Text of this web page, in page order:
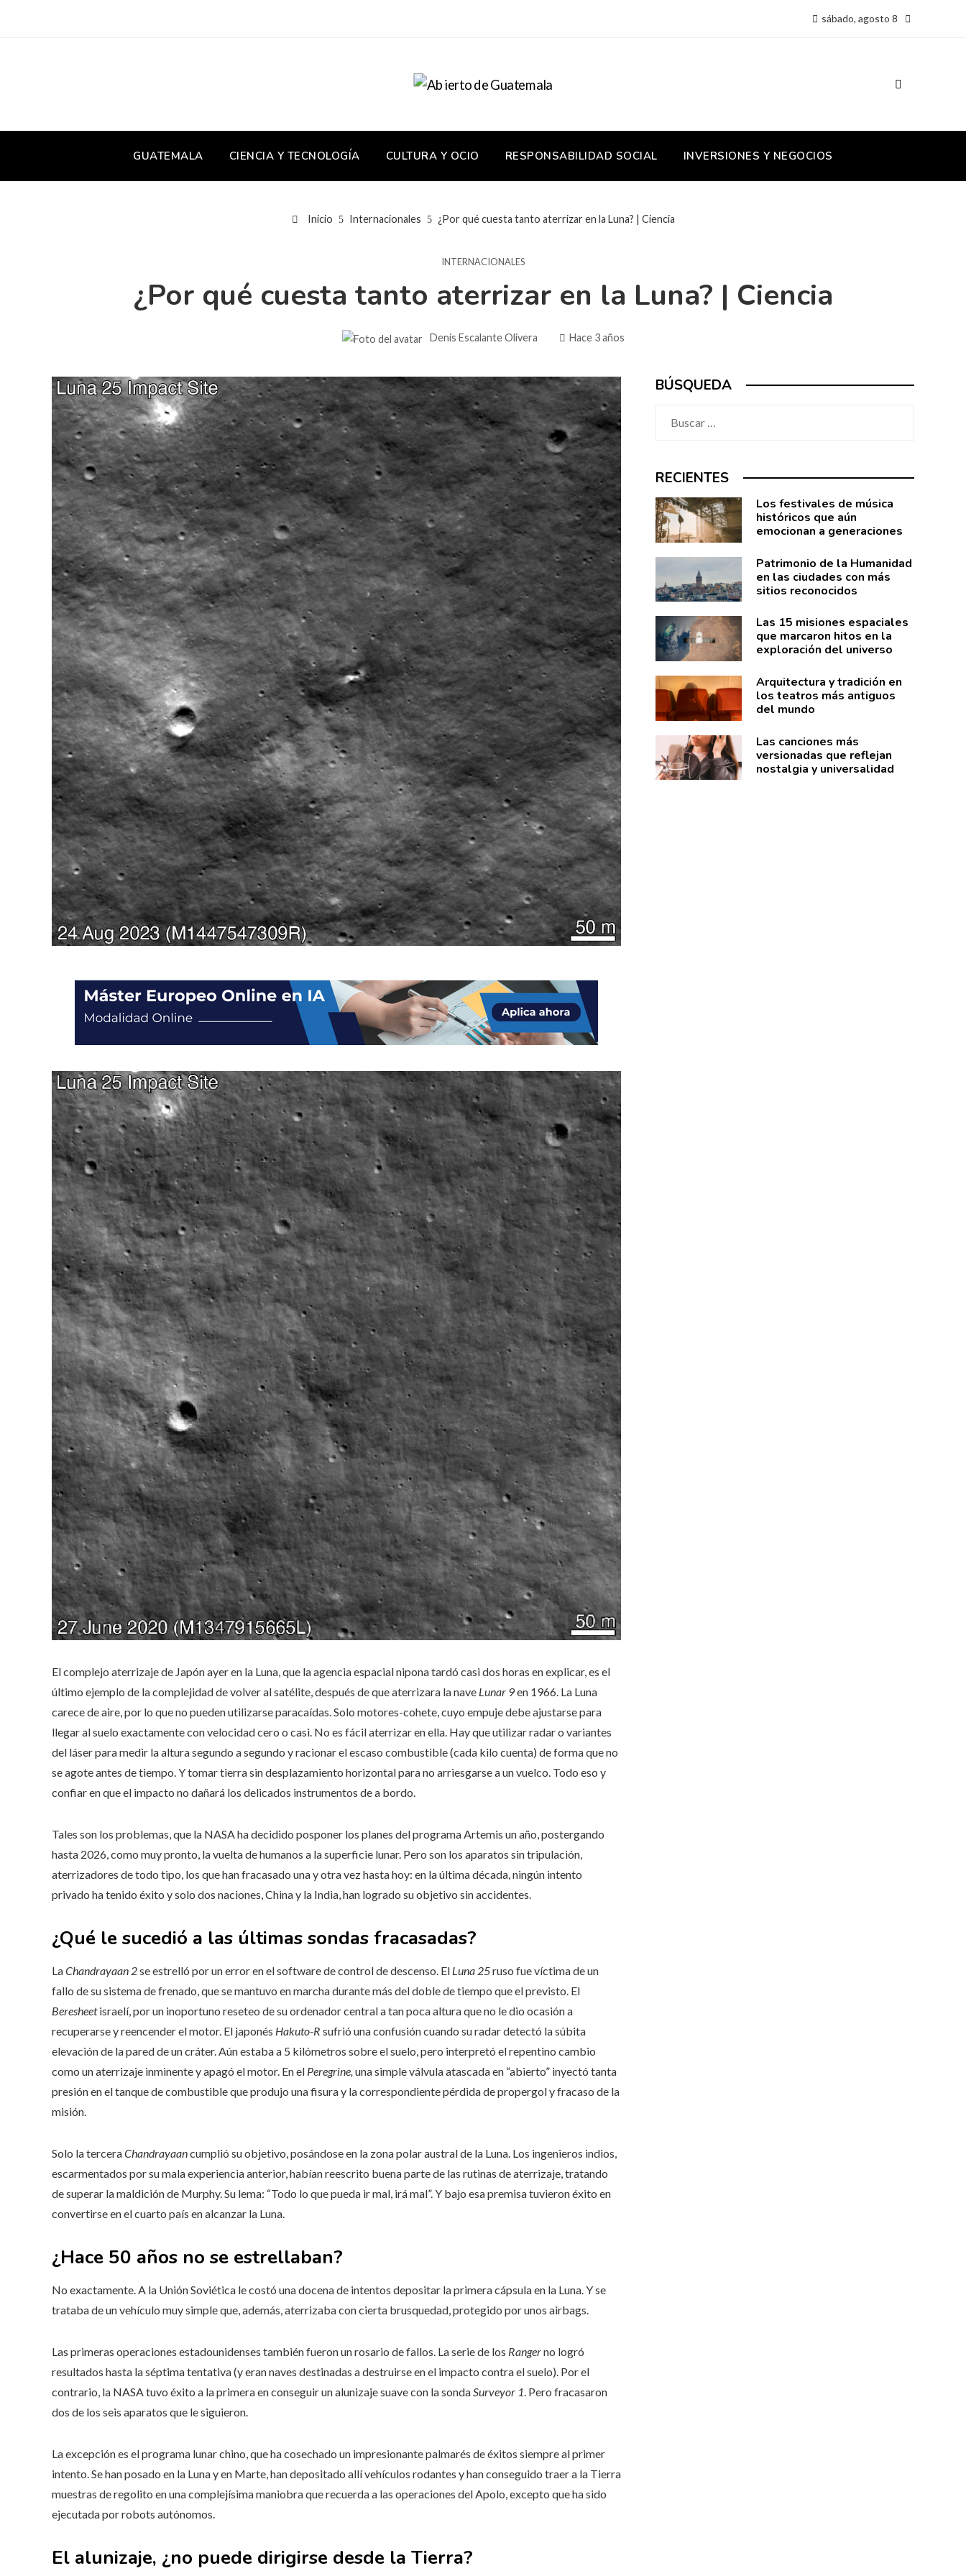
sábado, agosto 8
GUATEMALA CIENCIA Y TECNOLOGÍA CULTURA Y OCIO RESPONSABILIDAD SOCIAL INVERSIONES Y NEGOCIOS
Inicio Internacionales ¿Por qué cuesta tanto aterrizar en la Luna? | Ciencia
INTERNACIONALES
¿Por qué cuesta tanto aterrizar en la Luna? | Ciencia
Denis Escalante Olivera Hace 3 años
El complejo aterrizaje de Japón ayer en la Luna, que la agencia espacial nipona tardó casi dos horas en explicar, es el
último ejemplo de la complejidad de volver al satélite, después de que aterrizara la nave Lunar 9en 1966. La Luna
carece de aire, por lo que no pueden utilizarse paracaídas. Solo motores-cohete, cuyo empuje debe ajustarse para
llegar al suelo exactamente con velocidad cero o casi. No es fácil aterrizar en ella. Hay que utilizar radar o variantes
del láser para medir la altura segundo a segundo y racionar el escaso combustible (cada kilo cuenta) de forma que no
se agote antes de tiempo. Y tomar tierra sin desplazamiento horizontal para no arriesgarse a un vuelco. Todo eso y
confiar en que el impacto no dañará los delicados instrumentos de a bordo.
Tales son los problemas, que la NASA ha decidido posponer los planes del programa Artemis un año, postergando
hasta 2026, como muy pronto, la vuelta de humanos a la superficie lunar. Pero son los aparatos sin tripulación,
aterrizadores de todo tipo, los que han fracasado una y otra vez hasta hoy: en la última década, ningún intento
privado ha tenido éxito y solo dos naciones, China y la India, han logrado su objetivo sin accidentes.
¿Qué le sucedió a las últimas sondas fracasadas?
LaChandrayaan 2se estrelló por un error en el software de control de descenso. El Luna 25ruso fue víctima de un
fallo de su sistema de frenado, que se mantuvo en marcha durante más del doble de tiempo que el previsto. El
Beresheetisraelí, por un inoportuno reseteo de su ordenador central a tan poca altura que no le dio ocasión a
recuperarse y reencender el motor. El japonés Hakuto-R sufrió una confusión cuando su radar detectó la súbita
elevación de la pared de un cráter. Aún estaba a 5 kilómetros sobre el suelo, pero interpretó el repentino cambio
como un aterrizaje inminente y apagó el motor. En el Peregrine, una simple válvula atascada en “abierto” inyectó tanta
presión en el tanque de combustible que produjo una fisura y la correspondiente pérdida de propergol y fracaso de la
misión.
Solo la terceraChandrayaancumplió su objetivo, posándose en la zona polar austral de la Luna. Los ingenieros indios,
escarmentados por su mala experiencia anterior, habían reescrito buena parte de las rutinas de aterrizaje, tratando
de superar la maldición de Murphy. Su lema: “Todo lo que pueda ir mal, irá mal”. Y bajo esa premisa tuvieron éxito en
convertirse en el cuarto país en alcanzar la Luna.
¿Hace 50 años no se estrellaban?
No exactamente. A la Unión Soviética le costó una docena de intentos depositar la primera cápsula en la Luna. Y se
trataba de un vehículo muy simple que, además, aterrizaba con cierta brusquedad, protegido por unos airbags.
Las primeras operaciones estadounidenses también fueron un rosario de fallos. La serie de los Rangerno logró
resultados hasta la séptima tentativa (y eran naves destinadas a destruirse en el impacto contra el suelo). Por el
contrario, la NASA tuvo éxito a la primera en conseguir un alunizaje suave con la sondaSurveyor 1. Pero fracasaron
dos de los seis aparatos que le siguieron.
La excepción es el programa lunar chino, que ha cosechado un impresionante palmarés de éxitos siempre al primer
intento. Se han posado en la Luna y en Marte, han depositado allí vehículos rodantes y han conseguido traer a la Tierra
muestras de regolito en una complejísima maniobra que recuerda a las operaciones del Apolo, excepto que ha sido
ejecutada por robots autónomos.
El alunizaje, ¿no puede dirigirse desde la Tierra?
BÚSQUEDA
RECIENTES
Los festivales de música
históricos que aún
emocionan a generaciones
Patrimonio de la Humanidad
en las ciudades con más
sitios reconocidos
Las 15 misiones espaciales
que marcaron hitos en la
exploración del universo
Arquitectura y tradición en
los teatros más antiguos
del mundo
Las canciones más
versionadas que reflejan
nostalgia y universalidad